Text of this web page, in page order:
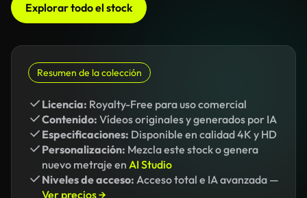
Explorar todo el stock
Resumen de la colección
Licencia: Royalty-Free para uso comercial
Contenido: Vídeos originales y generados por IA
Especificaciones: Disponible en calidad 4K y HD
Personalización: Mezcla este stock o genera
nuevo metraje en AI Studio
Niveles de acceso: Acceso total e IA avanzada —
Ver precios →